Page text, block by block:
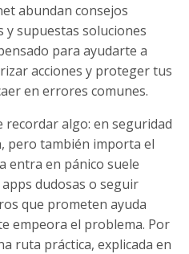
abundan consejos
y supuestas soluciones
para ayudarte a
acciones y proteger tus
en errores comunes.
recordar algo: en seguridad
pero también importa el
entra en pánico suele
dudosas o seguir
que prometen ayuda
empeora el problema. Por
ruta práctica, explicada en